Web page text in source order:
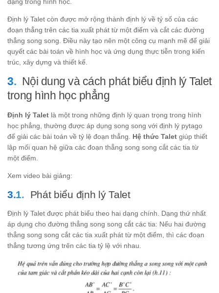
Định lý Talet còn được mở rộng thành định lý về tỷ số của các
đoạn thẳng trên các tia xuất phát từ một điểm và cắt các đường
thẳng song song. Điều này tạo nên một công cụ mạnh mẽ để giải
quyết các bài toán về hình học và ứng dụng thực tiễn trong kiến
trúc, xây dựng và thiết kế.
Nội dung và cách phát biểu định lý Talet
trong hình học phẳng
Định lý Talet là một trong những định lý quan trọng trong hình
học phẳng, thường được áp dụng song song với định lý pytago
để giải các bài toán về tỷ lệ đoạn thẳng. Hệ thức Talet giúp thiết
lập mối quan hệ giữa các đoạn thẳng song song cắt các tia từ
một điểm.
Xem video bài giảng:
Phát biểu định lý Talet
Định lý Talet được phát biểu theo hai dạng chính. Dạng thứ nhất
áp dụng cho đường thẳng song song cắt các tia: Nếu hai đường
thẳng song song cắt các tia xuất phát từ một điểm, thì các đoạn
thẳng tương ứng trên các tia tỷ lệ với nhau.